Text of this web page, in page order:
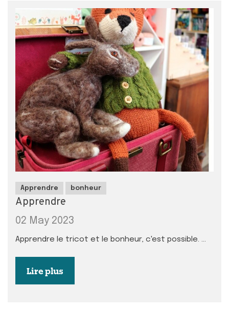
Apprendre bonheur
Apprendre
02 May 2023
Apprendre le tricot et le bonheur, c'est possible. ...
Lire plus